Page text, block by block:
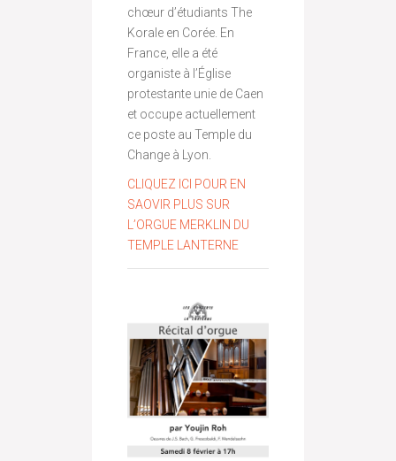
chœur d’étudiants The
Korale en Corée. En
France, elle a été
organiste à l’Église
protestante unie de Caen
et occupe actuellement
ce poste au Temple du
Change à Lyon.
CLIQUEZ ICI POUR EN
SAOVIR PLUS SUR
L’ORGUE MERKLIN DU
TEMPLE LANTERNE